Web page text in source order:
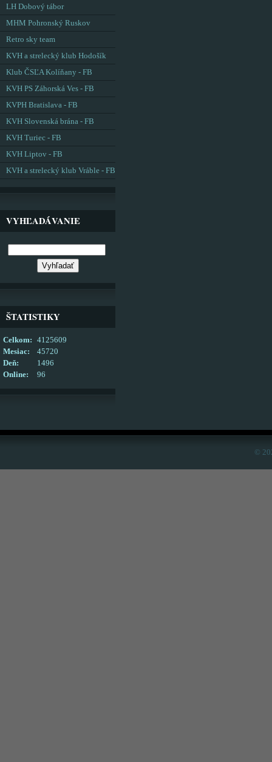
LH Dobový tábor
MHM Pohronský Ruskov
Retro sky team
KVH a strelecký klub Hodošík
Klub ČSĽA Kolíňany - FB
KVH PS Záhorská Ves - FB
KVPH Bratislava - FB
KVH Slovenská brána - FB
KVH Turiec - FB
KVH Liptov - FB
KVH a strelecký klub Vráble - FB
VYHĽADÁVANIE
ŠTATISTIKY
Online: 96
Celkom:
4125609
Mesiac:
45720
Deň:
1496
©